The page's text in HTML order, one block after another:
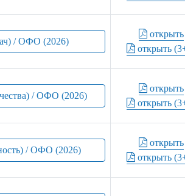
/ ОФО (2026)
открыть
открыть
/ ОФО (2026)
открыть
открыть
/ ОФО (2026)
открыть
открыть